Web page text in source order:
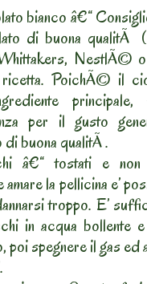
bianco â€“
di buona qualitÃ
NestlÃ©
ricetta. PoichÃ© il
per il gusto
di buona qualitÃ .
â€“ tostati e
amare la pellicina e’
troppo. E’
in acqua bollente
poi spegnere il gas ed